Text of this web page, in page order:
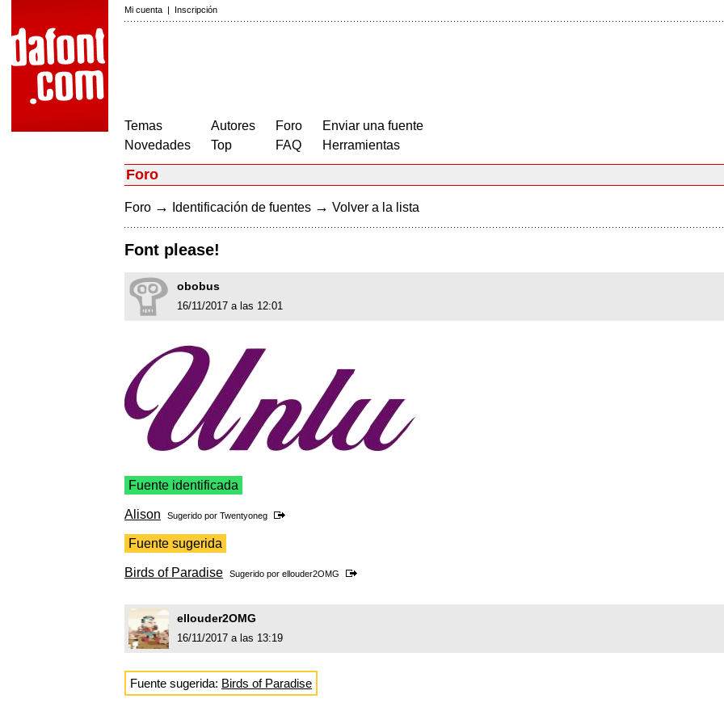
Mi cuenta | Inscripción
Temas
Novedades
Autores
Top
Foro
FAQ
Enviar una fuente
Herramientas
Foro
Foro → Identificación de fuentes → Volver a la lista
Font please!
obobus
16/11/2017 a las 12:01
Fuente identificada
Alison Sugerido por Twentyoneg
Fuente sugerida
Birds of Paradise Sugerido por ellouder2OMG
ellouder2OMG
16/11/2017 a las 13:19
Fuente sugerida: Birds of Paradise